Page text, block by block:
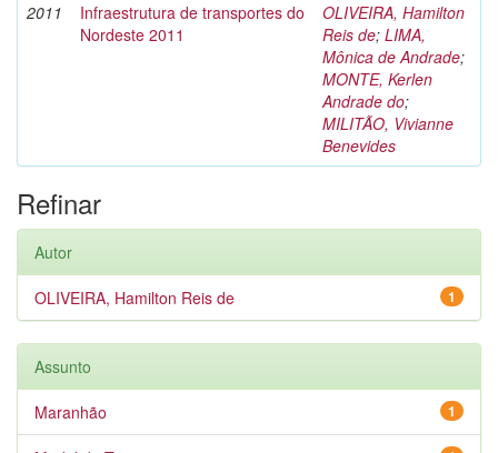
2011
Infraestrutura de transportes do
Nordeste 2011
OLIVEIRA, Hamilton
Reis de; LIMA,
Mônica de Andrade;
MONTE, Kerlen
Andrade do;
MILITÃO, Vivianne
Benevides
Refinar
Autor
1
OLIVEIRA, Hamilton Reis de
Assunto
1
Maranhão